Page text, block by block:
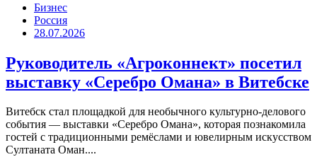
Бизнес
Россия
28.07.2026
Руководитель «Агроконнект» посетил
выставку «Серебро Омана» в Витебске
Витебск стал площадкой для необычного культурно-делового
события — выставки «Серебро Омана», которая познакомила
гостей с традиционными ремёслами и ювелирным искусством
Султаната Оман....